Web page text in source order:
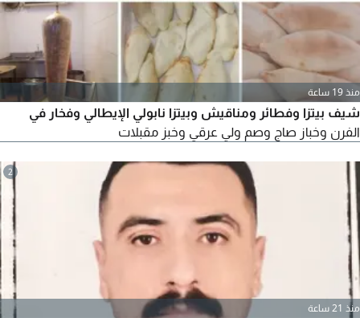
منذ 19 ساعة
شيف بيتزا وفطائر ومناقيش وبيتزا نابولي الإيطالي وفخار في
الفرن وخباز صاج وصم ولي عرقي وخبز مقبلات
2
منذ 21 ساعة